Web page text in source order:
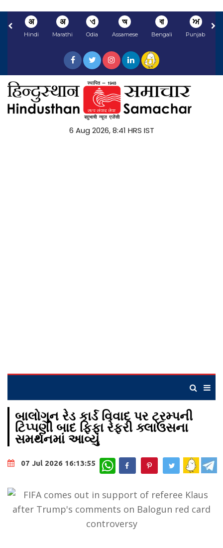
अ
Hindi
अ
Marathi
ଏ
Odia
অ
Assamese
বা
Bengali
ਅ
Punjabi
6 Aug 2026, 8:41 HRS IST
બાલોગુન રેડ કાર્ડ વિવાદ પર ટ્રમ્પની
ટિપ્પણી બાદ ફિફા રેફરી ક્લાઉસના
સમર્થનમાં આવ્યું
07 Jul 2026 16:13:55 WhatsApp